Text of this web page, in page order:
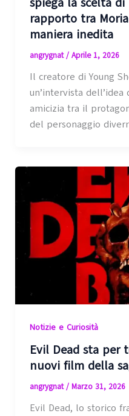
rapporto tra
maniera inedita
angrygnat/ Aprile 1, 2026
Il creatore di Young
un’intervista
amicizia tra il
del personaggio
Notizie e Curiosità
Evil Dead sta per
nuovi film della
angrygnat/ Marzo 31, 2026
Evil Dead, lo storico